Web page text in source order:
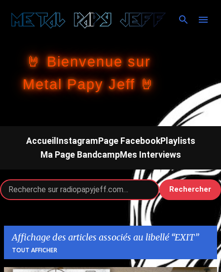
Accéder au contenu principal
🤘 Bienvenue sur
Metal Papy Jeff 🤘
Accueil InstagramPage FacebookPlaylists
Ma Page BandcampMes Interviews
Rechercher
Affichage des articles associés au libellé EXIT
TOUT AFFICHER